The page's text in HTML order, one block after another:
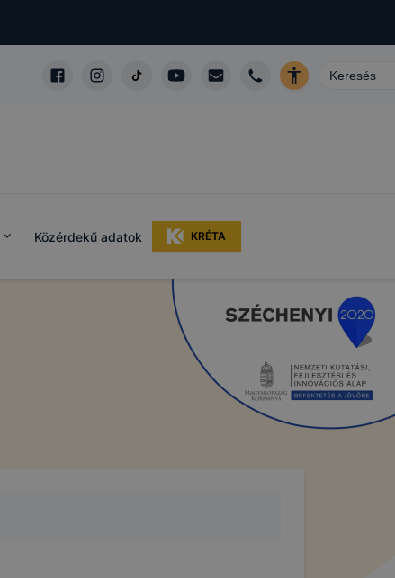
Közérdekű adatok KRÉTA